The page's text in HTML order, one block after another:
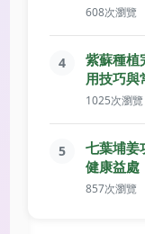
608次瀏覽
4
紫蘇種植
用技巧與
1025次瀏覽
5
七葉埔姜
健康益處
857次瀏覽